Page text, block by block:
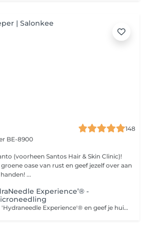
148
BE-8900
(voorheen Santos Hair & Skin Clinic)!
oase van rust en geef jezelf over aan
...
Experience’® -
Reserveer nu jouw 'Hydraneedle Experience'® en geef je huid de beste kans op huidverbetering en vernieuwing! Bij SieroSanto hebben we de krachten van HydraFacial en microneedling gebundeld in onze 'Hydraneedle Experience'®. Dit is niet zomaar een behandeling; dit is jouw kans om zowel directe huidverbetering als langetermijnvoordelen te ervaren. Wat je kunt verwachten wanneer je deze behandeling boekt: *Diepgaande reiniging, hydratatie en verbetering van de huid met de HydraFacial. *Verbeterde huidstructuur, verminderde littekens en verhoogde collageenproductie met microneedling. *Persoonlijke aandacht om ervoor te zorgen dat je de best mogelijke resultaten behaalt. Ontdek de kracht van de 'Hydraneedle Experience'® en geef je huid de beste kans op huidverbetering en vernieuwing. Je verdient alleen het allerbeste. Reserveer vandaag en geef je huid een nieuwe jeugdige uitstraling.